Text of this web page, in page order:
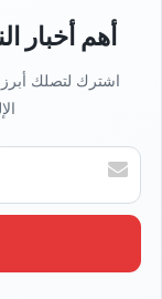
أهم أخبار
اشترك لتصلك أبرز
أ
خ
ل
ر